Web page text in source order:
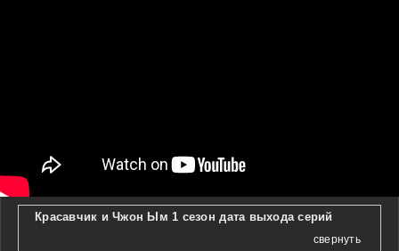
Красавчик и Чжон Ым 1 сезон дата выхода серий
свернуть